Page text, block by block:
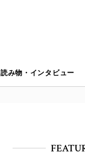
読み物・インタビュー